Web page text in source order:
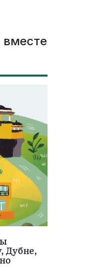
вместе
Дубне,